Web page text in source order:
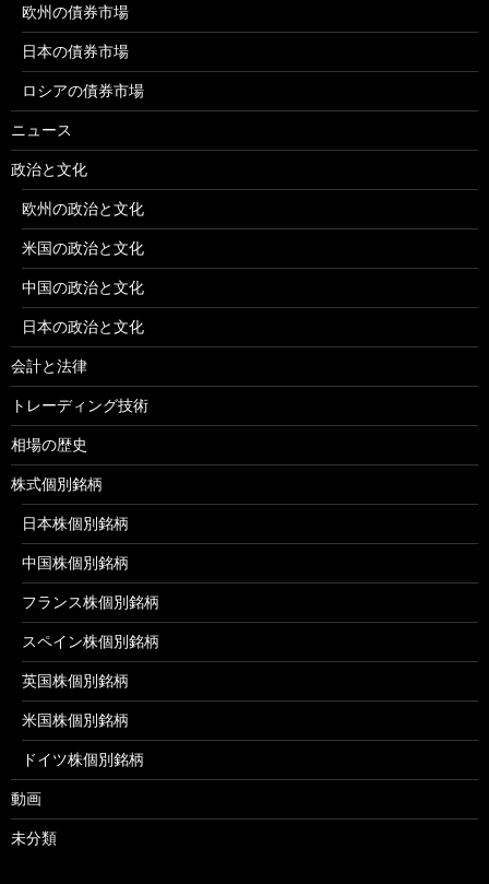
欧州の債券市場
日本の債券市場
ロシアの債券市場
ニュース
政治と文化
欧州の政治と文化
米国の政治と文化
中国の政治と文化
日本の政治と文化
会計と法律
トレーディング技術
相場の歴史
株式個別銘柄
日本株個別銘柄
中国株個別銘柄
フランス株個別銘柄
スペイン株個別銘柄
英国株個別銘柄
米国株個別銘柄
ドイツ株個別銘柄
動画
未分類